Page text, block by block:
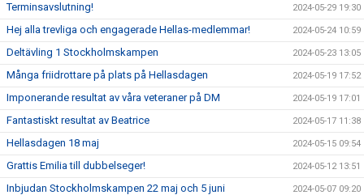
Terminsavslutning! 2024-05-29 19:30
Hej alla trevliga och engagerade Hellas-medlemmar! 2024-05-24 10:59
Deltävling 1 Stockholmskampen 2024-05-23 13:05
Många friidrottare på plats på Hellasdagen 2024-05-19 17:52
Imponerande resultat av våra veteraner på DM 2024-05-19 17:01
Fantastiskt resultat av Beatrice 2024-05-17 11:38
Hellasdagen 18 maj 2024-05-15 09:54
Grattis Emilia till dubbelseger! 2024-05-12 13:51
Inbjudan Stockholmskampen 22 maj och 5 juni 2024-05-07 09:20